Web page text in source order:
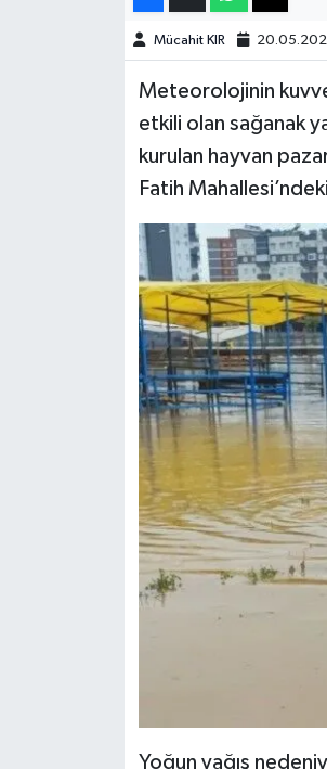
Mücahit KIR
Meteorolojinin
etkili olan sağanak
kurulan hayvan
Fatih
Yoğun yağış
Teknoloji
KAHRAMANMARAŞ